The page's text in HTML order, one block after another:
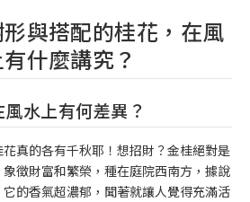
與搭配的桂花，在風
什麼講究？
水上有何差異？
真的各有千秋耶！想招財？金桂絕對是
徵財富和繁榮，種在庭院西南方，據說
的香氣超濃郁，聞著就讓人覺得充滿活